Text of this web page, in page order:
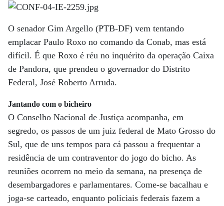
O senador Gim Argello (PTB-DF) vem tentando
emplacar Paulo Roxo no comando da Conab, mas está
difícil. É que Roxo é réu no inquérito da operação Caixa
de Pandora, que prendeu o governador do Distrito
Federal, José Roberto Arruda.
Jantando com o bicheiro
O Conselho Nacional de Justiça acompanha, em
segredo, os passos de um juiz federal de Mato Grosso do
Sul, que de uns tempos para cá passou a frequentar a
residência de um contraventor do jogo do bicho. As
reuniões ocorrem no meio da semana, na presença de
desembargadores e parlamentares. Come-se bacalhau e
joga-se carteado, enquanto policiais federais fazem a